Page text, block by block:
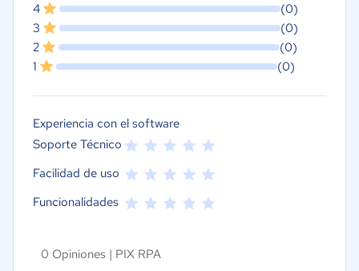
4
(0)
3
(0)
2
(0)
1
(0)
Experiencia con el software
Soporte Técnico
Facilidad de uso
Funcionalidades
0 Opiniones | PIX RPA